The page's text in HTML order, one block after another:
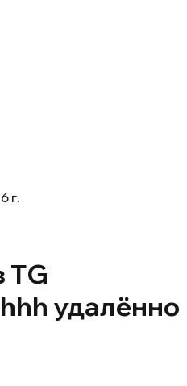
г.
TG
удалённо